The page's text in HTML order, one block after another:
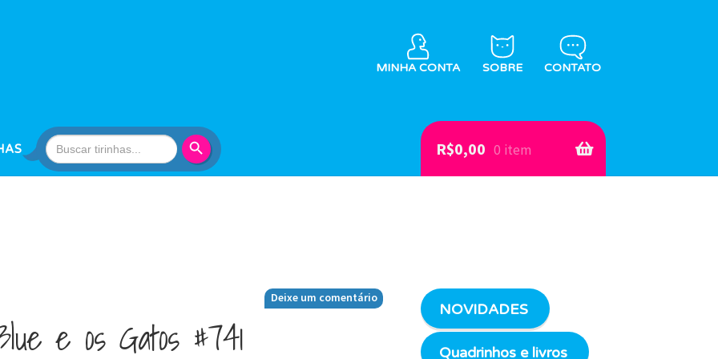
MINHA CONTA SOBRE CONTATO
Search
for:
R$0,00 0 item
Deixe um comentário
e os Gatos #741
NOVIDADES
Quadrinhos e livros